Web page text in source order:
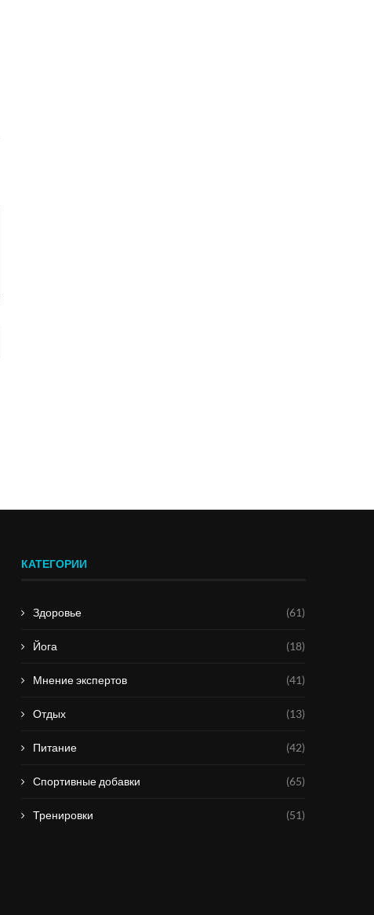
КАТЕГОРИИ
Здоровье (61)
Йога (18)
Мнение экспертов (41)
Отдых (13)
Питание (42)
Спортивные добавки (65)
Тренировки (51)